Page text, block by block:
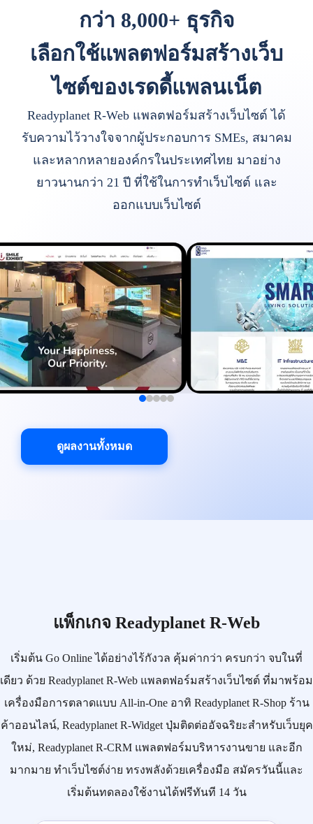
กว่า 8,000+ ธุรกิจ
เลือกใช้แพลตฟอร์มสร้างเว็บ
ไซต์ของเรดดี้แพลนเน็ต
Readyplanet R-Web แพลตฟอร์มสร้างเว็บไซต์ ได้
รับความไว้วางใจจากผู้ประกอบการ SMEs, สมาคม
และหลากหลายองค์กรในประเทศไทย มาอย่าง
ยาวนานกว่า 21 ปี ที่ใช้ในการทำเว็บไซต์ และ
ออกแบบเว็บไซต์
ดูผลงานทั้งหมด
แพ็กเกจ Readyplanet R-Web
เริ่มต้น Go Onlineได้อย่างไร้กังวล คุ้มค่ากว่า ครบกว่า จบในที่
เดียว ด้วย Readyplanet R-Web แพลตฟอร์มสร้างเว็บไซต์ ที่มาพร้อม
เครื่องมือการตลาดแบบ All-in-Oneอาทิ Readyplanet R-Shopร้าน
ค้าออนไลน์, Readyplanet R-Widgetปุ่มติดต่ออัจฉริยะสำหรับเว็บยุค
ใหม่, Readyplanet R-CRMแพลตฟอร์มบริหารงานขาย และอีก
มากมาย ทำเว็บไซต์ง่าย ทรงพลังด้วยเครื่องมือ สมัครวันนี้และ
เริ่มต้นทดลองใช้งานได้ฟรีทันที 14 วัน